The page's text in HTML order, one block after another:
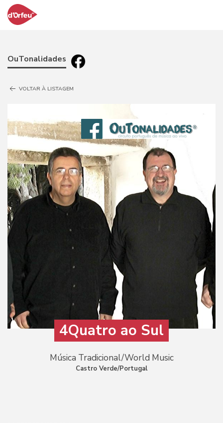
OuTonalidades
VOLTAR À LISTAGEM
4Quatro ao Sul
Música Tradicional/World Music
Castro Verde/Portugal